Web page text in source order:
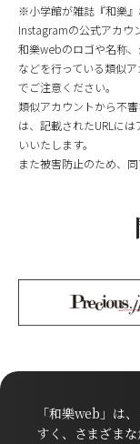
※小学館が雑誌『和樂』
Instagramの公式アカウ
和樂webのロゴや名称
などを行っている類似
でご注意ください。
類似アカウントから不
は、記載されたURLに
いいたします。
また被害防止のため、
「和樂web」は
すく、さまざまな